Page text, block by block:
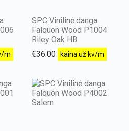
m
SPC Vinilinė danga
Falquon Wood P1004
Riley Oak HB
€36.00 kaina už kv/m